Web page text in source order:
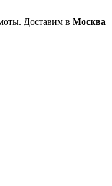
Доставим в Москва